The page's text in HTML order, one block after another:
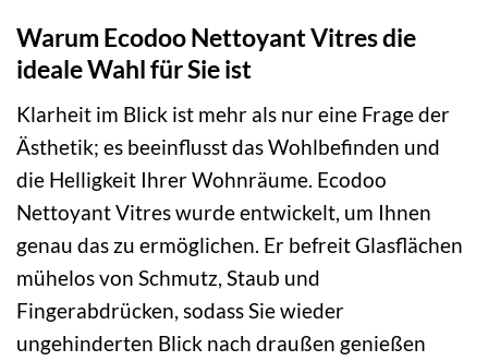
Warum Ecodoo Nettoyant Vitres die
ideale Wahl für Sie ist
Klarheit im Blick ist mehr als nur eine Frage der
Ästhetik; es beeinflusst das Wohlbefinden und
die Helligkeit Ihrer Wohnräume. Ecodoo
Nettoyant Vitres wurde entwickelt, um Ihnen
genau das zu ermöglichen. Er befreit Glasflächen
mühelos von Schmutz, Staub und
Fingerabdrücken, sodass Sie wieder
ungehinderten Blick nach draußen genießen